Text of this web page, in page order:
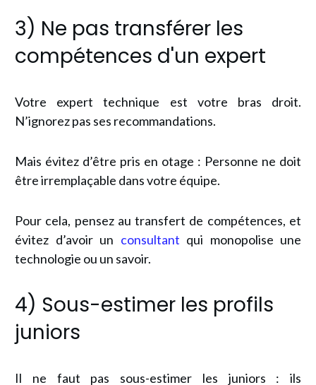
3) Ne pas transférer les
compétences d'un expert
Votre expert technique est votre bras droit.
N’ignorez pas ses recommandations.
Mais évitez d’être pris en otage : Personne ne doit
être irremplaçable dans votre équipe.
Pour cela, pensez au transfert de compétences, et
évitez d’avoir un consultant qui monopolise une
technologie ou un savoir.
4) Sous-estimer les profils
juniors
Il ne faut pas sous-estimer les juniors : ils